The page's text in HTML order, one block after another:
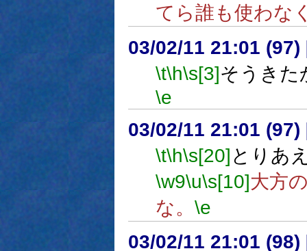
てら誰も使わな
03/02/11 21:01 (97)
\t\h\s[3]そうきた
\e
03/02/11 21:01 (97)
\t\h\s[20] とりあ
\w9\u\s[10]大方
な。 \e
03/02/11 21:01 (98)